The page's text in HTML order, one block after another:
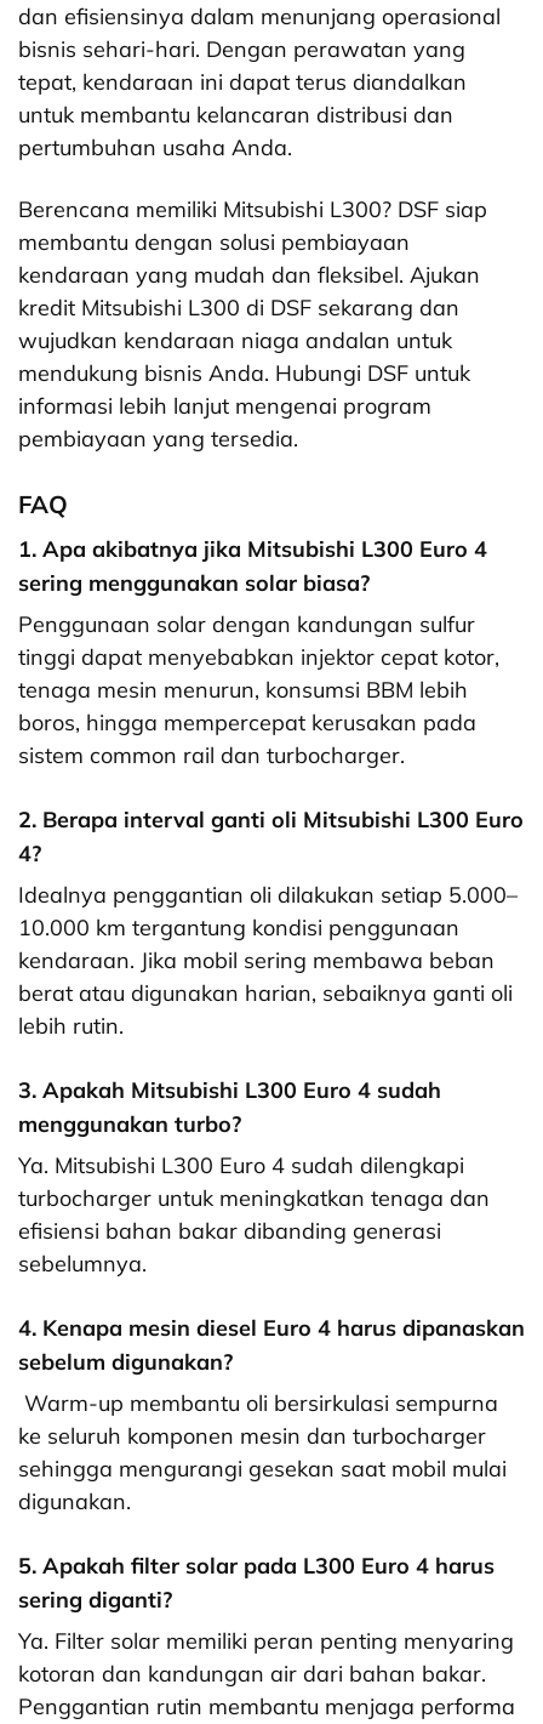
dan efisiensinya dalam menunjang operasional
bisnis sehari-hari. Dengan perawatan yang
tepat, kendaraan ini dapat terus diandalkan
untuk membantu kelancaran distribusi dan
pertumbuhan usaha Anda.
Berencana memiliki Mitsubishi L300? DSF siap
membantu dengan solusi pembiayaan
kendaraan yang mudah dan fleksibel. Ajukan
kredit Mitsubishi L300 di DSF sekarang dan
wujudkan kendaraan niaga andalan untuk
mendukung bisnis Anda. Hubungi DSF untuk
informasi lebih lanjut mengenai program
pembiayaan yang tersedia.
FAQ
1. Apa akibatnya jika Mitsubishi L300 Euro 4
sering menggunakan solar biasa?
Penggunaan solar dengan kandungan sulfur
tinggi dapat menyebabkan injektor cepat kotor,
tenaga mesin menurun, konsumsi BBM lebih
boros, hingga mempercepat kerusakan pada
sistem common rail dan turbocharger.
2. Berapa interval ganti oli Mitsubishi L300 Euro
4?
Idealnya penggantian oli dilakukan setiap 5.000–
10.000 km tergantung kondisi penggunaan
kendaraan. Jika mobil sering membawa beban
berat atau digunakan harian, sebaiknya ganti oli
lebih rutin.
3. Apakah Mitsubishi L300 Euro 4 sudah
menggunakan turbo?
Ya. Mitsubishi L300 Euro 4 sudah dilengkapi
turbocharger untuk meningkatkan tenaga dan
efisiensi bahan bakar dibanding generasi
sebelumnya.
4. Kenapa mesin diesel Euro 4 harus dipanaskan
sebelum digunakan?
Warm-up membantu oli bersirkulasi sempurna
ke seluruh komponen mesin dan turbocharger
sehingga mengurangi gesekan saat mobil mulai
digunakan.
5. Apakah filter solar pada L300 Euro 4 harus
sering diganti?
Ya. Filter solar memiliki peran penting menyaring
kotoran dan kandungan air dari bahan bakar.
Penggantian rutin membantu menjaga performa